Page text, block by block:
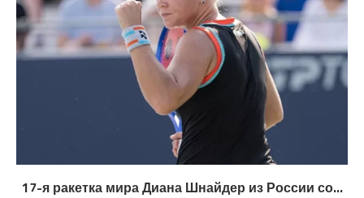
17-я ракетка мира Диана Шнайдер из России со...